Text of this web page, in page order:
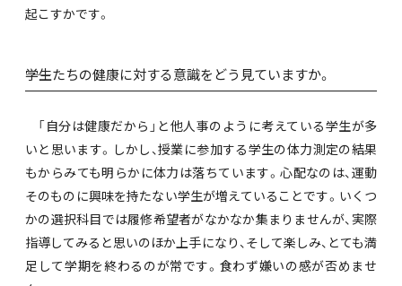
起こすかです。
――学生たちの健康に対する意識をどう見ていますか。
「自分は健康だから」と他人事のように考えている学生が多
いと思います。しかし、授業に参加する学生の体力測定の結果
もからみても明らかに体力は落ちています。心配なのは、運動
そのものに興味を持たない学生が増えていることです。いくつ
かの選択科目では履修希望者がなかなか集まりませんが、実際
指導してみると思いのほか上手になり、そして楽しみ、とても満
足して学期を終わるのが常です。食わず嫌いの感が否めませ